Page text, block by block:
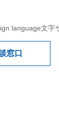
language文字
窓口